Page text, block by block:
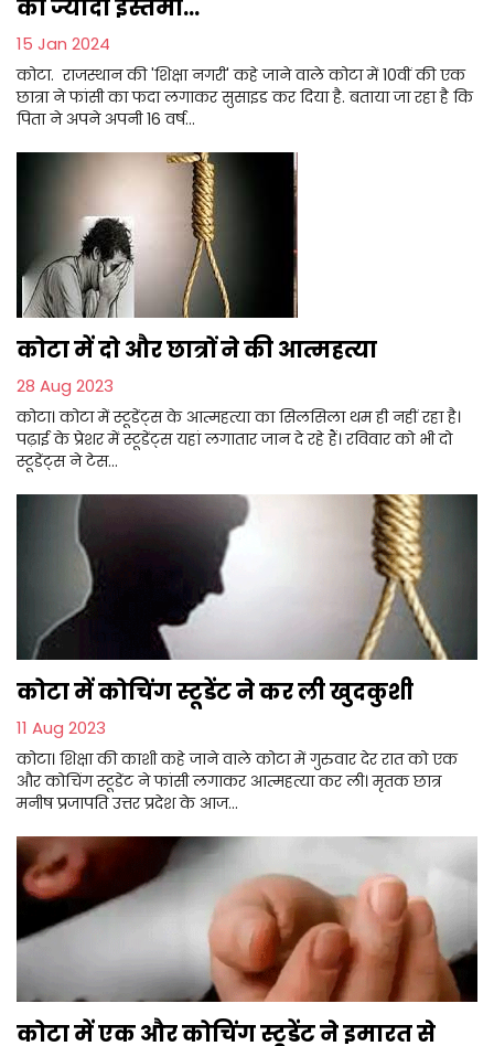
का ज्यादा इस्तेमा...
15 Jan 2024
कोटा. राजस्थान की 'शिक्षा नगरी' कहे जाने वाले कोटा में 10वीं की एक
छात्रा ने फांसी का फदा लगाकर सुसाइड कर दिया है. बताया जा रहा है कि
पिता ने अपने अपनी 16 वर्ष...
कोटा में दो और छात्रों ने की आत्महत्या
28 Aug 2023
कोटा। कोटा में स्टूडेंट्स के आत्महत्या का सिलसिला थम ही नहीं रहा है।
पढ़ाई के प्रेशर में स्टूडेंट्स यहां लगातार जान दे रहे हैं। रविवार को भी दो
स्टूडेंट्स ने टेस...
कोटा में कोचिंग स्टूडेंट ने कर ली खुदकुशी
11 Aug 2023
कोटा। शिक्षा की काशी कहे जाने वाले कोटा में गुरुवार देर रात को एक
और कोचिंग स्टूडेंट ने फांसी लगाकर आत्महत्या कर ली। मृतक छात्र
मनीष प्रजापति उत्तर प्रदेश के आज...
कोटा में एक और कोचिंग स्टूडेंट ने इमारत से